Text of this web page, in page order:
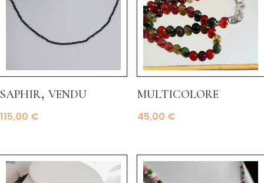
saphir, vendu
115,00 €
multicolore
45,00 €